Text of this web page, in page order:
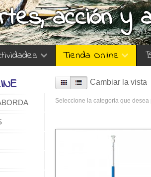
acción y
Tienda Online
Cambiar la vista
Seleccione la categoria que